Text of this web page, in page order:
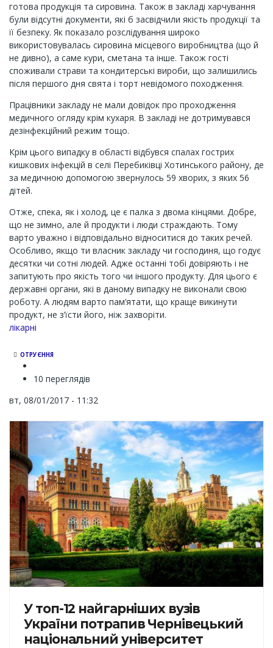
готова продукція та сировина. Також в закладі харчування
були відсутні документи, які б засвідчили якість продукції та
її безпеку. Як показало розслідування широко
використовувалась сировина місцевого виробництва (що й
не дивно), а саме кури, сметана та інше. Також гості
споживали страви та кондитерські вироби, що залишились
після першого дня свята і торт невідомого походження.
Працівники закладу не мали довідок про проходження
медичного огляду крім кухаря. В закладі не дотримувався
дезінфекційний режим тощо.
Крім цього випадку в області відбувся спалах гострих
кишкових інфекцій в селі Перебиківці Хотинського району, де
за медичною допомогою звернулось 59 хворих, з яких 56
дітей.
Отже, спека, як і холод, це є палка з двома кінцями. Добре,
що не зимно, але й продукти і люди страждають. Тому
варто уважно і відповідально відноситися до таких речей.
Особливо, якщо ти власник закладу чи господиня, що годує
десятки чи сотні людей. Адже останні тобі довіряють і не
запитують про якість того чи іншого продукту. Для цього є
державні органи, які в даному випадку не виконали свою
роботу. А людям варто пам’ятати, що краще викинути
продукт, не з’їсти його, ніж захворіти.
лікарні
ОТРУЄННЯ
10 переглядів
вт, 08/01/2017 - 11:32
У топ-12 найгарніших вузів
України потрапив Чернівецький
національний університет